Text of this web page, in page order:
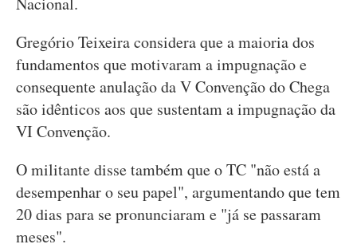
Gregório Teixeira considera que a maioria dos
fundamentos que motivaram a impugnação e
consequente anulação da V Convenção do Chega
são idênticos aos que sustentam a impugnação da
VI Convenção.
O militante disse também que o TC "não está a
desempenhar o seu papel", argumentando que tem
20 dias para se pronunciaram e "já se passaram
meses".